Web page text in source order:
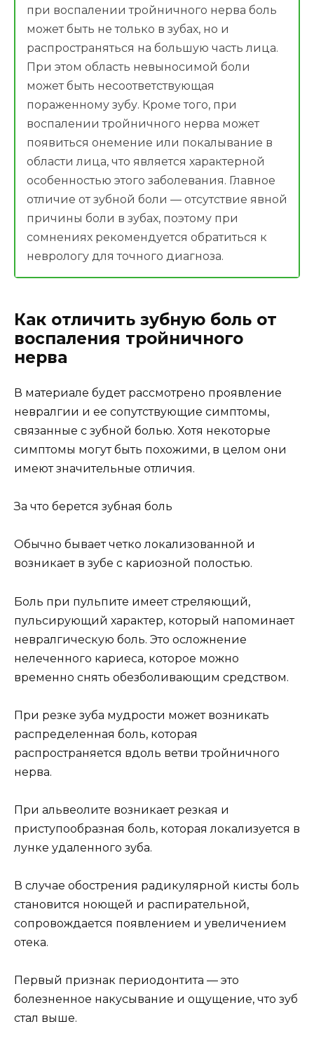
при воспалении тройничного нерва боль
может быть не только в зубах, но и
распространяться на большую часть лица.
При этом область невыносимой боли
может быть несоответствующая
пораженному зубу. Кроме того, при
воспалении тройничного нерва может
появиться онемение или покалывание в
области лица, что является характерной
особенностью этого заболевания. Главное
отличие от зубной боли — отсутствие явной
причины боли в зубах, поэтому при
сомнениях рекомендуется обратиться к
неврологу для точного диагноза.
Как отличить зубную боль от
воспаления тройничного
нерва
В материале будет рассмотрено проявление
невралгии и ее сопутствующие симптомы,
связанные с зубной болью. Хотя некоторые
симптомы могут быть похожими, в целом они
имеют значительные отличия.
За что берется зубная боль
Обычно бывает четко локализованной и
возникает в зубе с кариозной полостью.
Боль при пульпите имеет стреляющий,
пульсирующий характер, который напоминает
невралгическую боль. Это осложнение
нелеченного кариеса, которое можно
временно снять обезболивающим средством.
При резке зуба мудрости может возникать
распределенная боль, которая
распространяется вдоль ветви тройничного
нерва.
При альвеолите возникает резкая и
приступообразная боль, которая локализуется в
лунке удаленного зуба.
В случае обострения радикулярной кисты боль
становится ноющей и распирательной,
сопровождается появлением и увеличением
отека.
Первый признак периодонтита — это
болезненное накусывание и ощущение, что зуб
стал выше.